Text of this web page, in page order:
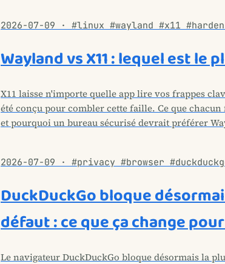
2026-07-09 · #linux #wayland #x11
Wayland vs X11 : lequel est le
X11 laisse n'importe quelle app lire vos frappes
été conçu pour combler cette faille. Ce que
et pourquoi un bureau sécurisé devrait préférer
2026-07-09 · #privacy #browser
DuckDuckGo bloque
défaut : ce que ça change
Le navigateur DuckDuckGo bloque désormais la